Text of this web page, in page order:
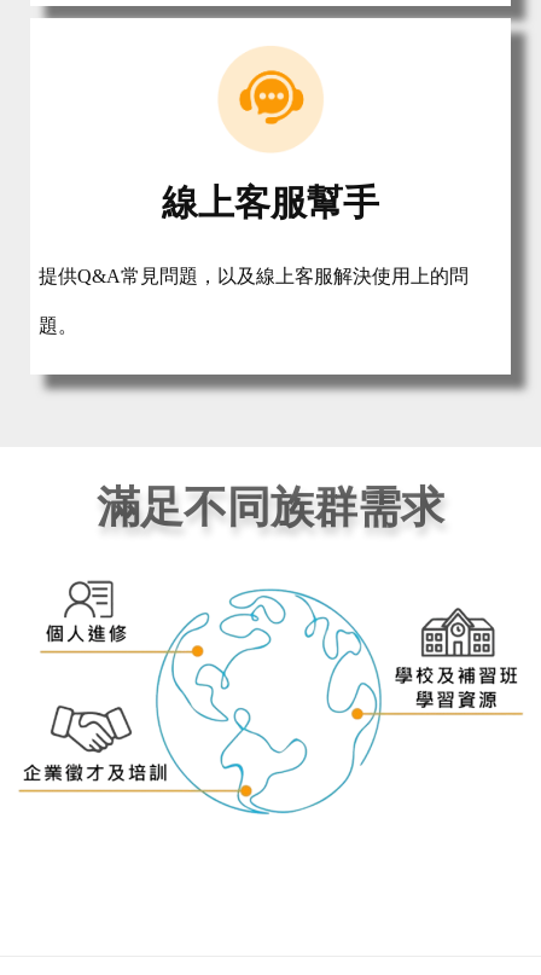
線上客服幫手
提供Q&A常見問題，以及線上客服解決使用上的問
題。
滿足不同族群需求